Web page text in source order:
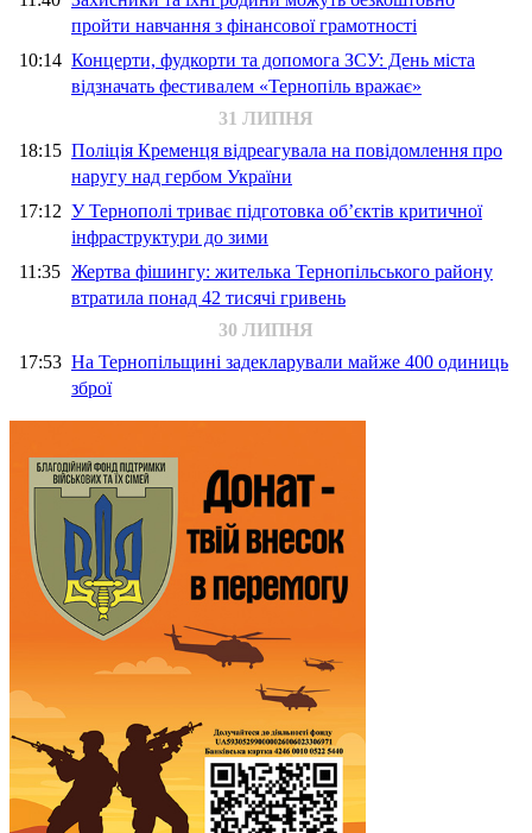
пройти навчання з фінансової грамотності
10:14 Концерти, фудкорти та допомога ЗСУ: День міста
відзначать фестивалем «Тернопіль вражає»
31 ЛИПНЯ
18:15 Поліція Кременця відреагувала на повідомлення про
наругу над гербом України
17:12 У Тернополі триває підготовка об’єктів критичної
інфраструктури до зими
11:35 Жертва фішингу: жителька Тернопільського району
втратила понад 42 тисячі гривень
30 ЛИПНЯ
17:53 На Тернопільщині задекларували майже 400 одиниць
зброї